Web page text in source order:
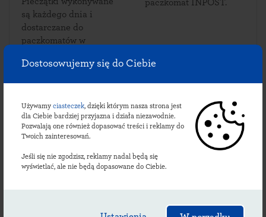
Dostosowujemy się do Ciebie
Używamy ciasteczek, dzięki którym nasza strona jest
dla Ciebie bardziej przyjazna i działa niezawodnie.
Pozwalają one również dopasować treści i reklamy do
Twoich zainteresowań.
Jeśli się nie zgodzisz, reklamy nadal będą się
wyświetlać, ale nie będą dopasowane do Ciebie.
są każdego dnia i
dostarczane do
paczkomatów w
paczkomat INPOST.
Sprawdź lokalizacje
bieniewickich
paczkomatów: